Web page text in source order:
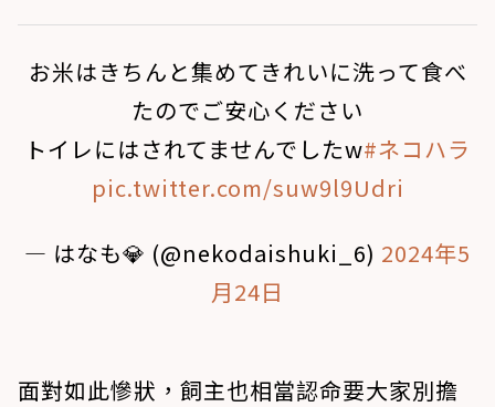
お米はきちんと集めてきれいに洗って食べ
たのでご安心ください
トイレにはされてませんでしたw#ネコハラ
pic.twitter.com/suw9l9Udri
— はなも💎 (@nekodaishuki_6) 2024年5
月24日
面對如此慘狀，飼主也相當認命要大家別擔